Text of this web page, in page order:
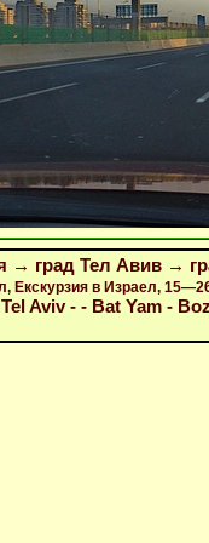
→ град Тел Авив →
Екскурзия в Израел,
Aviv - - Bat Yam -